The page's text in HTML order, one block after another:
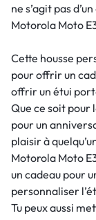
ne s’agit pas
Motorola Moto
Cette housse
pour offrir un
offrir un étui
Que ce soit pour
pour un
plaisir à
Motorola Moto
un cadeau pour
personnaliser
Tu peux aussi